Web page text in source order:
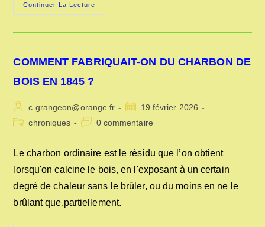
Continuer La Lecture
FABRICATION
COMMENT FABRIQUAIT-ON DU CHARBON DE
BOIS EN 1845 ?
Auteur/autrice
de
c.grangeon@orange.fr
Publication
publiée :
19 février 2026
Postchroniques
Commentaires
publication :
0 commentaire
Le charbon ordinaire est le résidu que l’on obtient
lorsqu'on calcine le bois, en l'exposant à un certain
degré de chaleur sans le brûler, ou du moins en ne le
brûlant que.partiellement.